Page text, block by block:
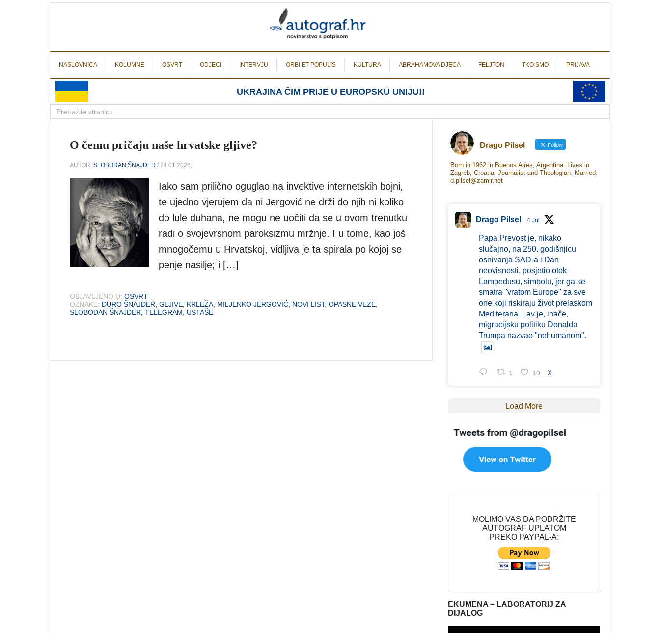
NASLOVNICA KOLUMNE OSVRT ODJECI INTERVJU ORBI ET POPULIS KULTURA ABRAHAMOVA DJECA FELJTON TKO SMO PRIJAVA
UKRAJINA ČIM PRIJE U EUROPSKU UNIJU!!
O čemu pričaju naše hrvatske gljive?
AUTOR: SLOBODAN ŠNAJDER / 24.01.2026.
Iako sam prilično oguglao na invektive internetskih bojni,
te ujedno vjerujem da ni Jergović ne drži do njih ni koliko
do lule duhana, ne mogu ne uočiti da se u ovom trenutku
radi o svojevrsnom paroksizmu mržnje. I u tome, kao još
mnogočemu u Hrvatskoj, vidljiva je ta spirala po kojoj se
penje nasilje; i […]
OBJAVLJENO U: OSVRT
OZNAKE: ĐURO ŠNAJDER GLJIVE KRLEŽA MILJENKO JERGOVIĆ NOVI LIST, OPASNE VEZE
SLOBODAN ŠNAJDER TELEGRAM USTAŠE
Drago Pilsel Follow
Born in 1962 in Buenos Aires, Argentina. Lives in
Zagreb, Croatia. Journalist and Theologian. Married.
d.pilsel@zamir.net
Drago Pilsel 4 Jul
Papa Prevost je, nikako
slučajno, na 250. godišnjicu
osnivanja SAD-a i Dan
neovisnosti, posjetio otok
Lampedusu, simbolu, jer ga se
smatra "vratom Europe" za sve
one koji riskiraju život prelaskom
Mediterana. Lav je, inače,
migracijsku politiku Donalda
Trumpa nazvao "nehumanom".
1 10 X
Load More
MOLIMO VAS DA PODRŽITE
AUTOGRAF UPLATOM
PREKO PAYPAL-A:
EKUMENA – LABORATORIJ ZA
DIJALOG